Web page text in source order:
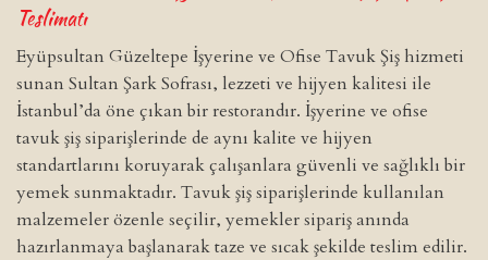
Teslimatı
Eyüpsultan Güzeltepe İşyerine ve Ofise Tavuk Şiş hizmeti
sunan Sultan Şark Sofrası, lezzeti ve hijyen kalitesi ile
İstanbul’da öne çıkan bir restorandır. İşyerine ve ofise
tavuk şiş siparişlerinde de aynı kalite ve hijyen
standartlarını koruyarak çalışanlara güvenli ve sağlıklı bir
yemek sunmaktadır. Tavuk şiş siparişlerinde kullanılan
malzemeler özenle seçilir, yemekler sipariş anında
hazırlanmaya başlanarak taze ve sıcak şekilde teslim edilir.